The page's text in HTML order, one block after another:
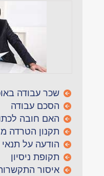
שכר עבודה
הסכם עבודה
האם חובה
תקנון הטרדה
הודעה על
תקופת ניסיון
איסור